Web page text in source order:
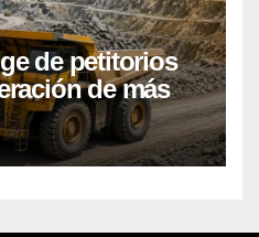
de petitorios
de más
para explorar